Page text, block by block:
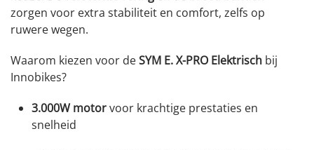
zorgen voor extra stabiliteit en comfort, zelfs op
ruwere wegen.
Waarom kiezen voor deSYM E. X-PRO Elektrisch bij
Innobikes?
3.000W motorvoor krachtige prestaties en
snelheid